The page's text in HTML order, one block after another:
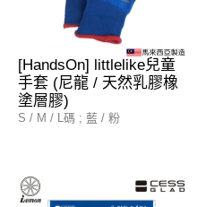
[HandsOn] littlelike兒童
手套 (尼龍 / 天然乳膠橡
塗層膠)
S / M / L碼 ; 藍 / 粉
(Natural Rubber Latex)